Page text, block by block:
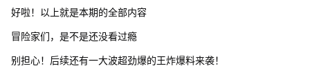
好啦！以上就是本期的全部内容
冒险家们，是不是还没看过瘾
别担心！后续还有一大波超劲爆的王炸爆料来袭！